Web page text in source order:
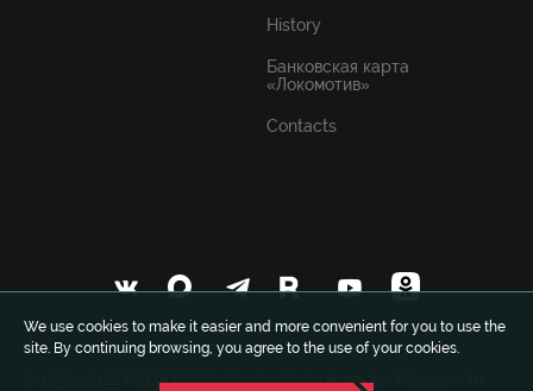
We use cookies to make it easier and more convenient for you to use the
site. By continuing browsing, you agree to the use of your cookies.
History
Банковская карта
«Локомотив»
Contacts
© 1999-2022 FCLM.RU Football club Lokomotiv Moscow. In